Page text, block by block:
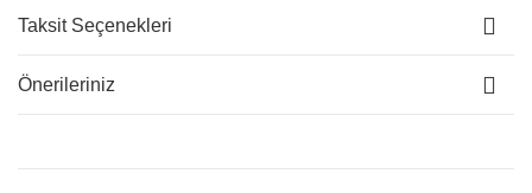
Taksit Seçenekleri
Önerileriniz